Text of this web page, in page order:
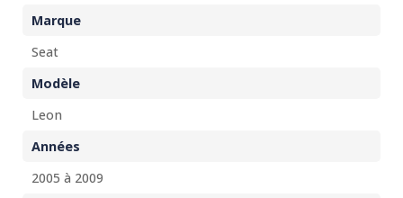
Marque
Seat
Modèle
Leon
Années
2005 à 2009